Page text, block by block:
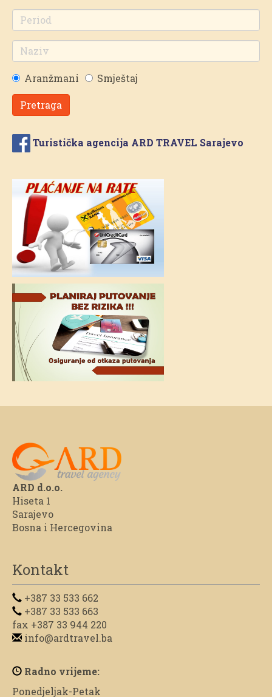
Aranžmani Smještaj
Pretraga
Turistička agencija ARD TRAVEL Sarajevo
ARD d.o.o.
Hiseta 1
Sarajevo
Bosna i Hercegovina
Kontakt
+387 33 533 662
+387 33 533 663
fax +387 33 944 220
info@ardtravel.ba
Radno vrijeme:
Ponedjeljak-Petak